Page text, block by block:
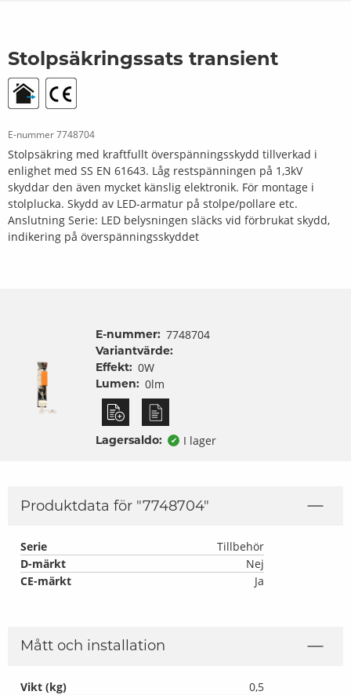
Stolpsäkringssats transient
E-nummer7748704
Stolpsäkring med kraftfullt överspänningsskydd tillverkad i
enlighet med SS EN 61643. Låg restspänningen på 1,3kV
skyddar den även mycket känslig elektronik. För montage i
stolplucka. Skydd av LED-armatur på stolpe/pollare etc.
Anslutning Serie: LED belysningen släcks vid förbrukat skydd,
indikering på överspänningsskyddet
E-nummer: 7748704
Variantvärde:
Effekt: 0W
Lumen: 0lm
Lagersaldo: ✔ I lager
Produktdata för "7748704"
Serie
Tillbehör
D-märkt
Nej
CE-märkt
Ja
Mått och installation
Vikt (kg)
0,5